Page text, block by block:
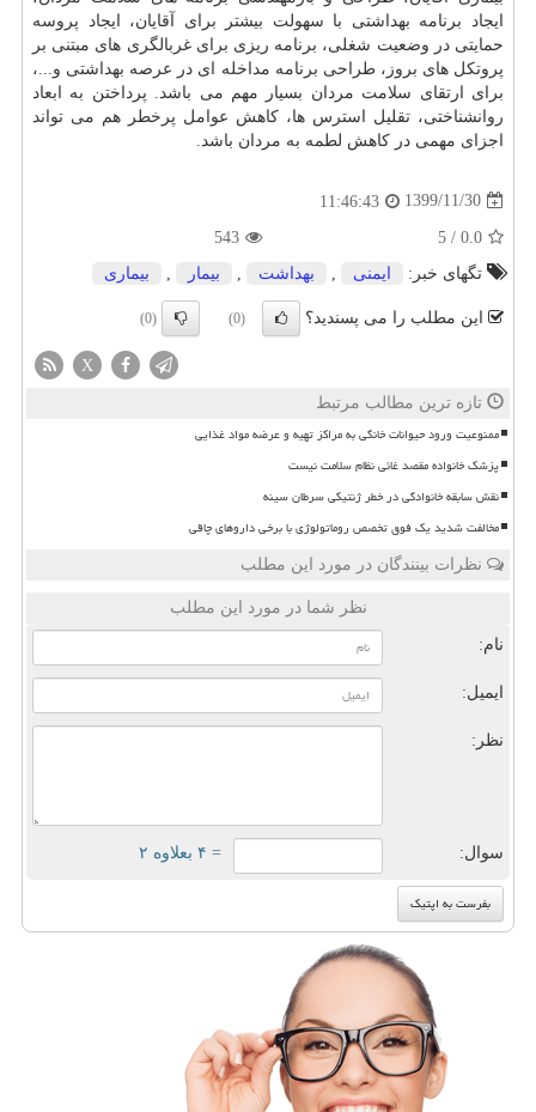
ایجاد برنامه بهداشتی با سهولت بیشتر برای آقایان، ایجاد پروسه
حمایتی در وضعیت شغلی، برنامه ریزی برای غربالگری های مبتنی بر
پروتکل های بروز، طراحی برنامه مداخله ای در عرصه بهداشتی و...،
برای ارتقای سلامت مردان بسیار مهم می باشد. پرداختن به ابعاد
روانشناختی، تقلیل استرس ها، کاهش عوامل پرخطر هم می تواند
اجزای مهمی در کاهش لطمه به مردان باشد.
1399/11/30
11:46:43
0.0
/
5
543
تگهای خبر:
ایمنی بهداشت بیمار بیماری
این مطلب را می پسندید؟ (0)
(0)
X
تازه ترین مطالب مرتبط
ممنوعیت ورود حیوانات خانگی به مراکز تهیه و عرضه مواد غذایی
پزشک خانواده مقصد غائی نظام سلامت نیست
نقش سابقه خانوادگی در خطر ژنتیکی سرطان سینه
مخالفت شدید یک فوق تخصص روماتولوژی با برخی داروهای چاقی
نظرات بینندگان در مورد این مطلب
نظر شما در مورد این مطلب
نام:
ایمیل:
نظر:
سوال: = ۴ بعلاوه ۲